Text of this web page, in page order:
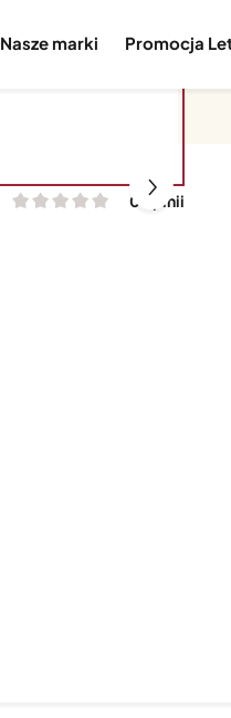
Nasze marki Promocja
0 opinii